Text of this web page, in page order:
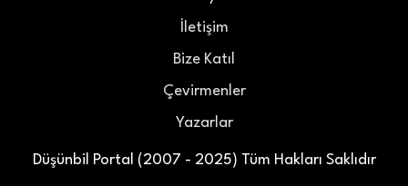
Düşünbil Portal (2007 - 2025) Tüm Hakları Saklıdır
İletişim
Bize Katıl
Çevirmenler
Yazarlar